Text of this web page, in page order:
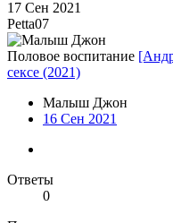
17 Сен 2021
Petta07
Половое воспитание
сексе (2021)
Малыш Джон
16 Сен 2021
Ответы
0